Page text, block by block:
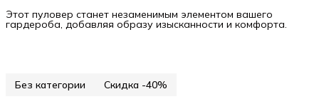
Этот пуловер станет незаменимым элементом вашего
гардероба, добавляя образу изысканности и комфорта.
Без категории Скидка -40%